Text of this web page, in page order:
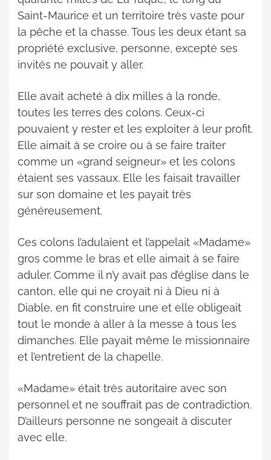
Saint-Maurice et un territoire très vaste pour
la pêche et la chasse. Tous les deux étant sa
propriété exclusive, personne, excepté ses
invités ne pouvait y aller.
Elle avait acheté à dix milles à la ronde,
toutes les terres des colons. Ceux-ci
pouvaient y rester et les exploiter à leur profit.
Elle aimait à se croire ou à se faire traiter
comme un «grand seigneur» et les colons
étaient ses vassaux. Elle les faisait travailler
sur son domaine et les payait très
généreusement.
Ces colons l’adulaient et l’appelait «Madame»
gros comme le bras et elle aimait à se faire
aduler. Comme il n’y avait pas d’église dans le
canton, elle qui ne croyait ni à Dieu ni à
Diable, en fit construire une et elle obligeait
tout le monde à aller à la messe à tous les
dimanches. Elle payait même le missionnaire
et l’entretient de la chapelle.
«Madame» était très autoritaire avec son
personnel et ne souffrait pas de contradiction.
D’ailleurs personne ne songeait à discuter
avec elle.